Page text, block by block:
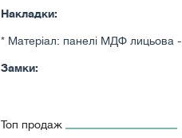
Накладки:
* Матеріал: панелі МДФ лицьова
Замки:
* Броненакладка: APECS
Топ продаж